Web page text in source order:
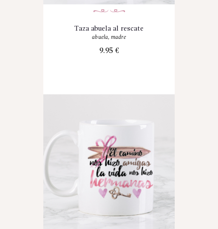
Taza abuela al rescate
abuela,madre
9.95 €